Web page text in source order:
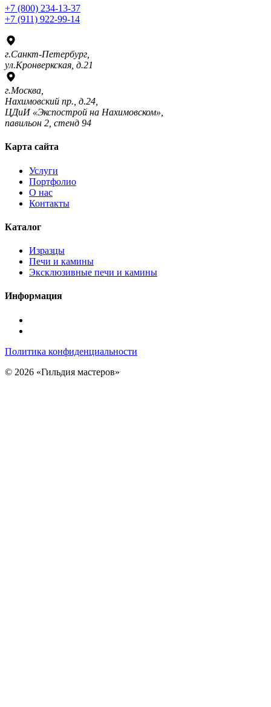
+7 (800) 234-13-37
+7 (911) 922-99-14
г.Санкт-Петербург,
ул.Кронверкская, д.21
г.Москва,
Нахимовский пр., д.24,
ЦДиИ «Экспострой на Нахимовском»,
павильон 2, стенд 94
Карта сайта
Услуги
Портфолио
О нас
Контакты
Каталог
Изразцы
Печи и камины
Эксклюзивные печи и камины
Информация
Max
Политика конфиденциальности
© 2026 «Гильдия мастеров»